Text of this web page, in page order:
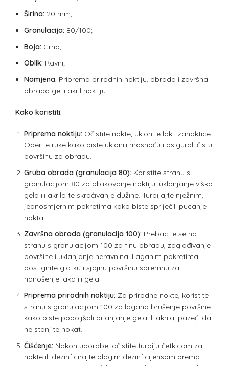
Širina: 20 mm;
Granulacija: 80/100;
Boja: Crna;
Oblik: Ravni;
Namjena: Priprema prirodnih noktiju, obrada i završna
obrada gel i akril noktiju.
Kako koristiti:
Priprema noktiju: Očistite nokte, uklonite lak i zanoktice.
Operite ruke kako biste uklonili masnoću i osigurali čistu
površinu za obradu.
Gruba obrada (granulacija 80): Koristite stranu s
granulacijom 80 za oblikovanje noktiju, uklanjanje viška
gela ili akrila te skraćivanje dužine. Turpijajte nježnim,
jednosmjernim pokretima kako biste spriječili pucanje
nokta.
Završna obrada (granulacija 100): Prebacite se na
stranu s granulacijom 100 za finu obradu, zaglađivanje
površine i uklanjanje neravnina. Laganim pokretima
postignite glatku i sjajnu površinu spremnu za
nanošenje laka ili gela.
Priprema prirodnih noktiju: Za prirodne nokte, koristite
stranu s granulacijom 100 za lagano brušenje površine
kako biste poboljšali prianjanje gela ili akrila, pazeći da
ne stanjite nokat.
Čišćenje: Nakon uporabe, očistite turpiju četkicom za
nokte ili dezinficirajte blagim dezinficijensom prema